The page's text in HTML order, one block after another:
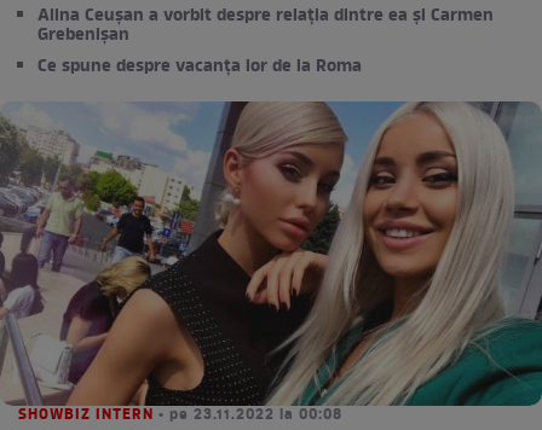
Alina Ceușan a vorbit despre relația dintre ea și Carmen
Grebenișan
Ce spune despre vacanța lor de la Roma
SHOWBIZ INTERN • pe 23.11.2022 la 00:08